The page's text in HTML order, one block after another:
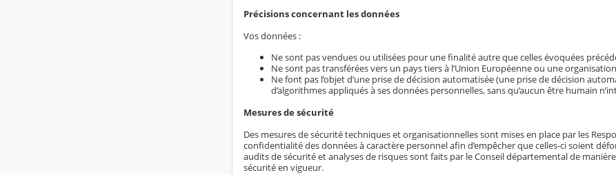
Précisions concernant les données
Vos données :
Ne sont pas vendues ou utilisées pour une finalité autre que celles évoquées
Ne sont pas transférées vers un pays tiers à l’Union Européenne ou une
Ne font pas l’objet d’une prise de décision automatisée (une prise de décision
d’algorithmes appliqués à ses données personnelles, sans qu’aucun être humain
Mesures de sécurité
Des mesures de sécurité techniques et organisationnelles sont mises en place par les
confidentialité des données à caractère personnel afin d’empêcher que celles-ci soient
audits de sécurité et analyses de risques sont faits par le Conseil départemental de
sécurité en vigueur.